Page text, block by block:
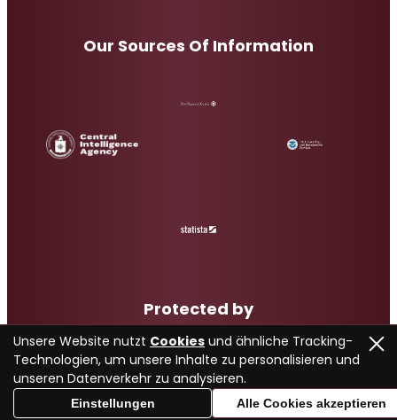
Our Sources Of Information
Protected by
Unsere Website nutzt Cookies und ähnliche Tracking-
Technologien, um unsere Inhalte zu personalisieren und
unseren Datenverkehr zu analysieren.
Einstellungen Alle Cookies akzeptieren